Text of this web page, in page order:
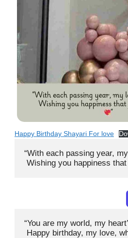
Happy Birthday Shayari For love
“With each passing year,
Wishing you happiness
“You are my world, my
Happy birthday, my love,